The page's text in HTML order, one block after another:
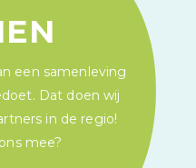
een samenleving
Dat doen wij
in de regio!
mee?